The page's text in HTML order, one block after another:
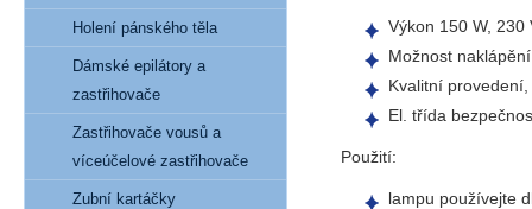
Výkon 150 W, 230
Možnost
Kvalitní
El. třída
Použití:
lampu používejte
Holení pánského těla
Dámské epilátory a
zastřihovače
Zastřihovače vousů a
víceúčelové zastřihovače
Zubní kartáčky